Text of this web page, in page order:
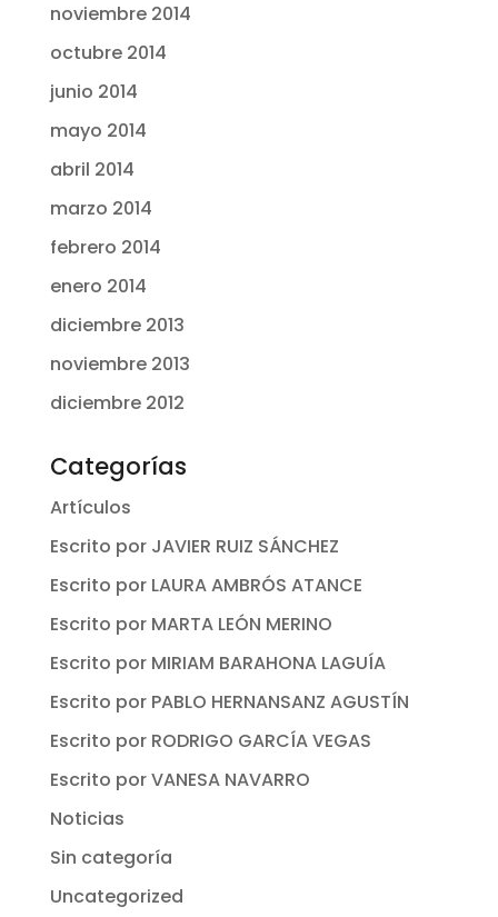
noviembre 2014
octubre 2014
junio 2014
mayo 2014
abril 2014
marzo 2014
febrero 2014
enero 2014
diciembre 2013
noviembre 2013
diciembre 2012
Categorías
Artículos
Escrito por JAVIER RUIZ SÁNCHEZ
Escrito por LAURA AMBRÓS ATANCE
Escrito por MARTA LEÓN MERINO
Escrito por MIRIAM BARAHONA LAGUÍA
Escrito por PABLO HERNANSANZ AGUSTÍN
Escrito por RODRIGO GARCÍA VEGAS
Escrito por VANESA NAVARRO
Noticias
Sin categoría
Uncategorized